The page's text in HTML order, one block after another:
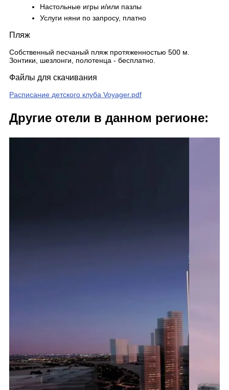
Настольные игры и/или пазлы
Услуги няни по запросу, платно
Пляж
Собственный песчаный пляж протяженностью 500 м.
Зонтики, шезлонги, полотенца - бесплатно.
Файлы для скачивания
Расписание детского клуба Voyager.pdf
Другие отели в данном регионе: